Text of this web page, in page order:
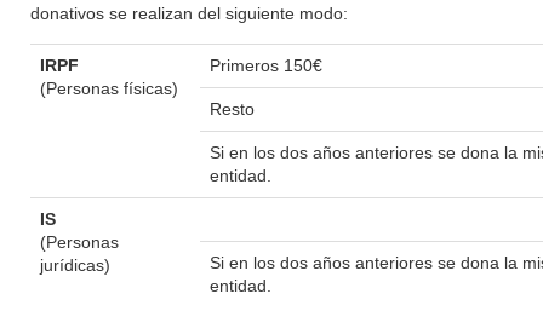
donativos se realizan del siguiente modo:
IRPF
(Personas físicas)
Primeros 150€
Resto
Si en los dos años anteriores se dona la
entidad.
IS
(Personas
jurídicas)
Si en los dos años anteriores se dona la
entidad.